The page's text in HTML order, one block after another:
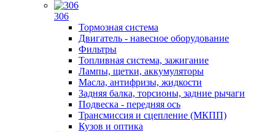
306
Тормозная система
Двигатель - навесное оборудование
Фильтры
Топливная система, зажигание
Лампы, щетки, аккумуляторы
Масла, антифризы, жидкости
Задняя балка, торсионы, задние рычаги
Подвеска - передняя ось
Трансмиссия и сцепление (МКПП)
Кузов и оптика